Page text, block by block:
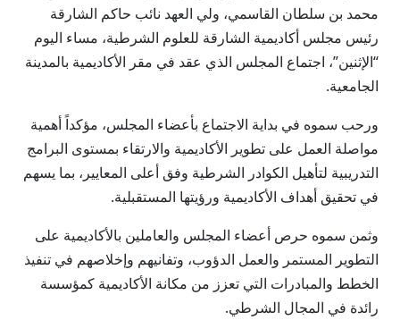
محمد بن سلطان القاسمي، ولي العهد نائب حاكم الشارقة
رئيس مجلس أكاديمية الشارقة للعلوم الشرطية، مساء اليوم
“الإثنين”، اجتماع المجلس الذي عقد في مقر الأكاديمية بالمدينة
الجامعية.
ورحب سموه في بداية الاجتماع بأعضاء المجلس، مؤكداً أهمية
مواصلة العمل على تطوير الأكاديمية والارتقاء بمستوى البرامج
التدريبية لتأهيل الكوادر الشرطية وفق أعلى المعايير، بما يسهم
في تحقيق أهداف الأكاديمية ورؤيتها المستقبلية.
وثمن سموه حرص أعضاء المجلس والعاملين بالأكاديمية على
التطوير المستمر والعمل الدؤوب، وتفانيهم وإخلاصهم في تنفيذ
الخطط والمبادرات التي تعزز من مكانة الأكاديمية كمؤسسة
رائدة في المجال الشرطي.